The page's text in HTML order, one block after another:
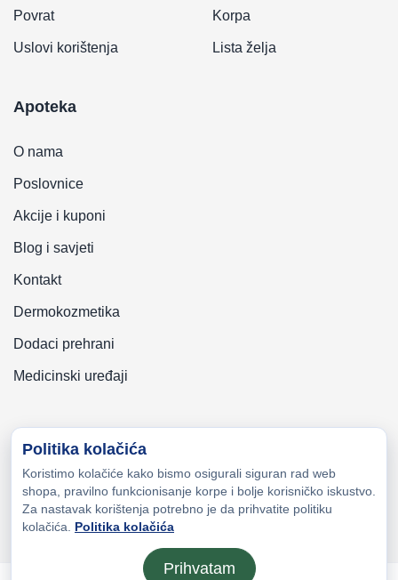
Povrat
Uslovi korištenja
Korpa
Lista želja
Apoteka
O nama
Poslovnice
Akcije i kuponi
Blog i savjeti
Kontakt
Dermokozmetika
Dodaci prehrani
Medicinski uređaji
Copyright © 2026 Zeni-Lijek Apoteka. Sva prava zadržana
Politika kolačića
Koristimo kolačiće kako bismo osigurali siguran rad web
shopa, pravilno funkcionisanje korpe i bolje korisničko iskustvo.
Za nastavak korištenja potrebno je da prihvatite politiku
kolačića. Politika kolačića
Prihvatam